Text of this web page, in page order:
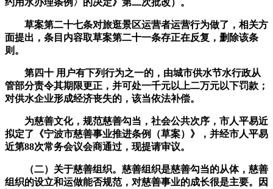
约用水办理条例〉的决定》第二次批改）。
草案第二十七条对旅逛景区运营者运营行为做了，相关方
面提出，条目内容取草案第二十一条存正在反复，删除该条
则。
第四十 用户有下列行为之一的，由城市供水节水行政从
管部分责令其期限更正，并可处一千元以上二万元以下罚款；
对供水企业形成经济丧失的，该当依法补偿。
为慈善文化，规范慈善勾当，社会公共次序，市人平易近
拟定了《宁波市慈善事业推进条例（草案）》，并经市人平易
近第88次常务会议会商通过，现提请审议。
（二）关于慈善组织。慈善组织是慈善勾当的从体，慈善
组织的设立和运做能否规范，对慈善事业的成长很是主要。因